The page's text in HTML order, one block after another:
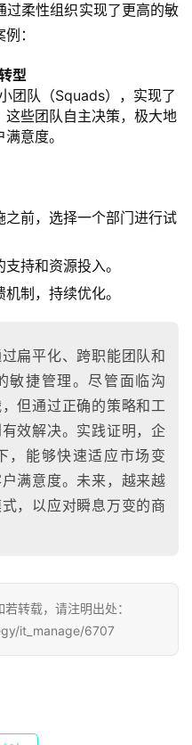
过柔性组织实现了更高的敏
：
型
团队（Squads），实现了
些团队自主决策，极大地
意度。
之前，选择一个部门进行试
持和资源投入。
制，持续优化。
扁平化、跨职能团队和
敏捷管理。尽管面临沟
但通过正确的策略和工
效解决。实践证明，企
，能够快速适应市场变
满意度。未来，越来越
，以应对瞬息万变的商
转载，请注明出处：
it_manage/6707